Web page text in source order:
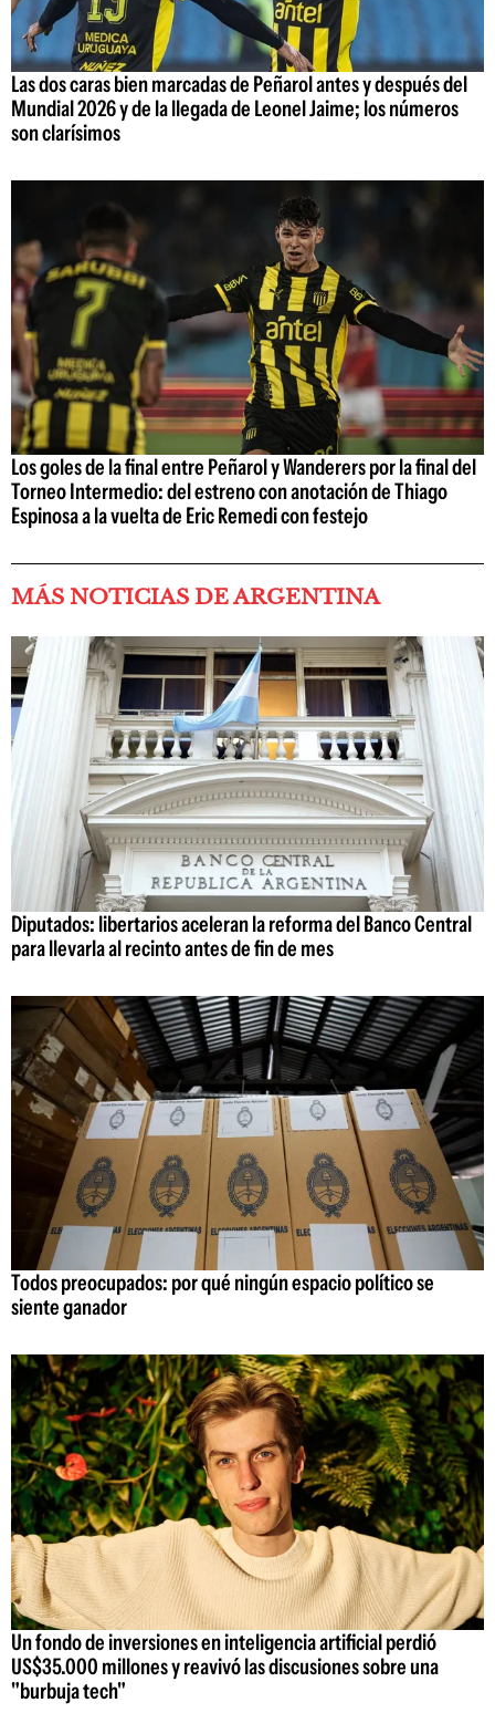
Las dos caras bien marcadas de Peñarol antes y después del
Mundial 2026 y de la llegada de Leonel Jaime; los números
son clarísimos
Los goles de la final entre Peñarol y Wanderers por la final del
Torneo Intermedio: del estreno con anotación de Thiago
Espinosa a la vuelta de Eric Remedi con festejo
MÁS NOTICIAS DE ARGENTINA
Diputados: libertarios aceleran la reforma del Banco Central
para llevarla al recinto antes de fin de mes
Todos preocupados: por qué ningún espacio político se
siente ganador
Un fondo de inversiones en inteligencia artificial perdió
US$35.000 millones y reavivó las discusiones sobre una
"burbuja tech"